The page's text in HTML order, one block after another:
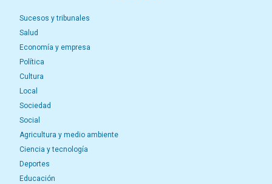
Sucesos y tribunales
Salud
Economía y empresa
Política
Cultura
Local
Sociedad
Social
Agricultura y medio ambiente
Ciencia y tecnología
Deportes
Educación